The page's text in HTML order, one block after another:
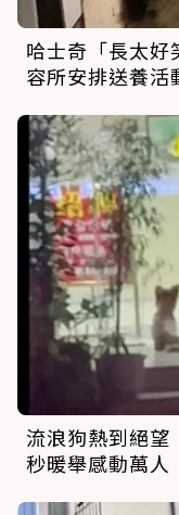
哈士奇「長太好
容所安排送養活
流浪狗熱到絕
秒暖舉感動萬人